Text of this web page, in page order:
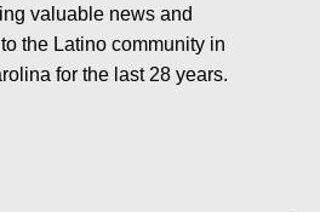
valuable news and
the Latino community in
for the last 28 years.